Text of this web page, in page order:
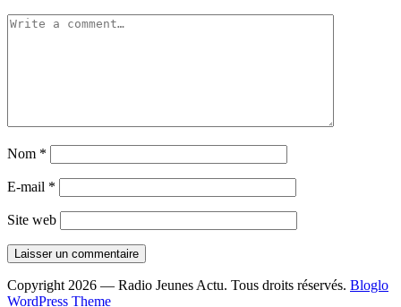
Nom *
E-mail *
Site web
Copyright 2026 — Radio Jeunes Actu. Tous droits réservés. Bloglo
WordPress Theme